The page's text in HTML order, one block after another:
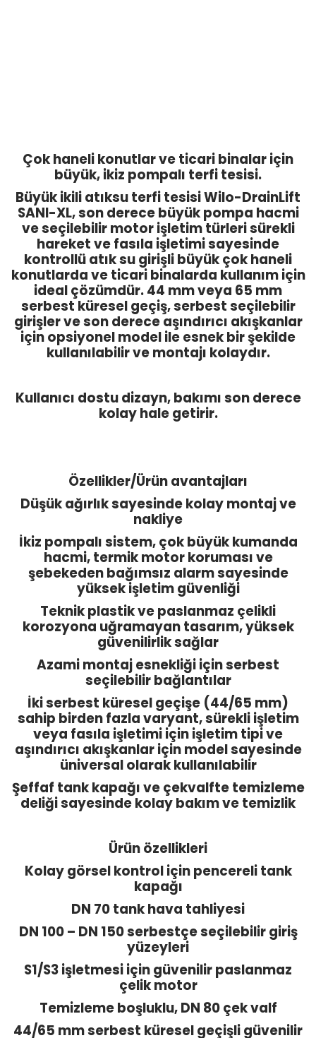
Çok haneli konutlar ve ticari binalar için
büyük, ikiz pompalı terfi tesisi.
Büyük ikili atıksu terfi tesisi Wilo-DrainLift
SANI-XL, son derece büyük pompa hacmi
ve seçilebilir motor işletim türleri sürekli
hareket ve fasıla işletimi sayesinde
kontrollü atık su girişli büyük çok haneli
konutlarda ve ticari binalarda kullanım için
ideal çözümdür. 44 mm veya 65 mm
serbest küresel geçiş, serbest seçilebilir
girişler ve son derece aşındırıcı akışkanlar
için opsiyonel model ile esnek bir şekilde
kullanılabilir ve montajı kolaydır.
Kullanıcı dostu dizayn, bakımı son derece
kolay hale getirir.
Özellikler/Ürün avantajları
Düşük ağırlık sayesinde kolay montaj ve
nakliye
İkiz pompalı sistem, çok büyük kumanda
hacmi, termik motor koruması ve
şebekeden bağımsız alarm sayesinde
yüksek işletim güvenliği
Teknik plastik ve paslanmaz çelikli
korozyona uğramayan tasarım, yüksek
güvenilirlik sağlar
Azami montaj esnekliği için serbest
seçilebilir bağlantılar
İki serbest küresel geçişe (44/65 mm)
sahip birden fazla varyant, sürekli işletim
veya fasıla işletimi için işletim tipi ve
aşındırıcı akışkanlar için model sayesinde
üniversal olarak kullanılabilir
Şeffaf tank kapağı ve çekvalfte temizleme
deliği sayesinde kolay bakım ve temizlik
Ürün özellikleri
Kolay görsel kontrol için pencereli tank
kapağı
DN 70 tank hava tahliyesi
DN 100 – DN 150 serbestçe seçilebilir giriş
yüzeyleri
S1/S3 işletmesi için güvenilir paslanmaz
çelik motor
Temizleme boşluklu, DN 80 çek valf
44/65 mm serbest küresel geçişli güvenilir